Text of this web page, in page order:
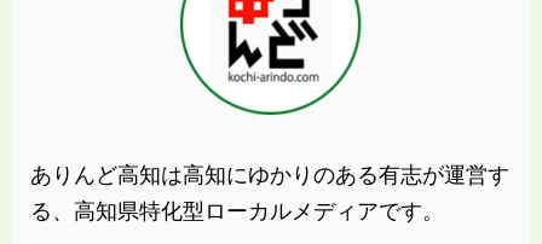
ありんど高知は高知にゆかりのある有志が運営す
る、高知県特化型ローカルメディアです。